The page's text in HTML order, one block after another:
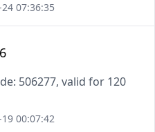
07:36:35
506277, valid for 120
00:07:42